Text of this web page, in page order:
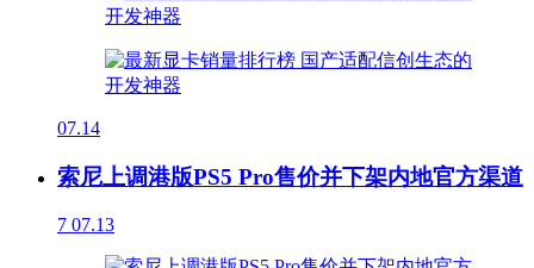
07.14
索尼上调港版PS5 Pro售价并下架内地官方渠道
7 07.13